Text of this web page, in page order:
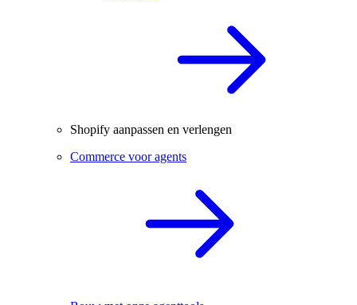
Shopify aanpassen en verlengen
Commerce voor agents